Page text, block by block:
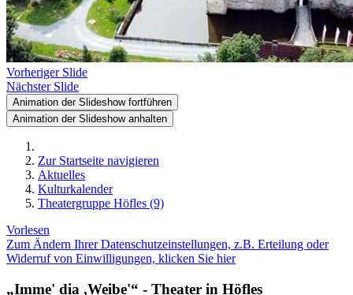
Vorheriger Slide
Nächster Slide
Animation der Slideshow fortführen
Animation der Slideshow anhalten
Zur Startseite navigieren
Aktuelles
Kulturkalender
Theatergruppe Höfles (9)
Vorlesen
Zum Ändern Ihrer Datenschutzeinstellungen, z.B. Erteilung oder
Widerruf von Einwilligungen, klicken Sie hier
„Imme' dia ,Weibe'“ - Theater in Höfles